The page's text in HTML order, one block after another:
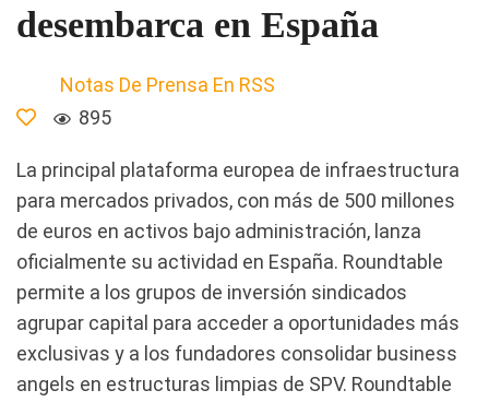
desembarca en España
Notas De Prensa En RSS
895
La principal plataforma europea de infraestructura
para mercados privados, con más de 500 millones
de euros en activos bajo administración, lanza
oficialmente su actividad en España. Roundtable
permite a los grupos de inversión sindicados
agrupar capital para acceder a oportunidades más
exclusivas y a los fundadores consolidar business
angels en estructuras limpias de SPV. Roundtable